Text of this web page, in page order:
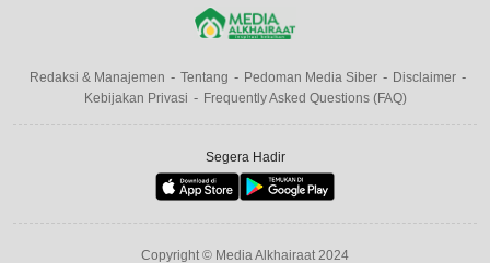
Redaksi & Manajemen Tentang Pedoman Media Siber
Disclaimer
Kebijakan Privasi
Frequently Asked Questions (FAQ)
Segera Hadir
Copyright © Media Alkhairaat 2024